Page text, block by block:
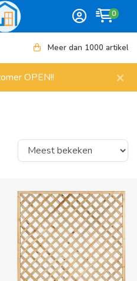
0
1000 artikelen
OPEN!! ×